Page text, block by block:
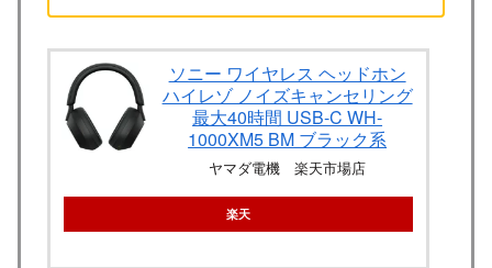
ソニー ワイヤレス ヘッドホン
ハイレゾ ノイズキャンセリング
最大40時間 USB-C WH-
1000XM5 BM ブラック系
ヤマダ電機 楽天市場店
楽天